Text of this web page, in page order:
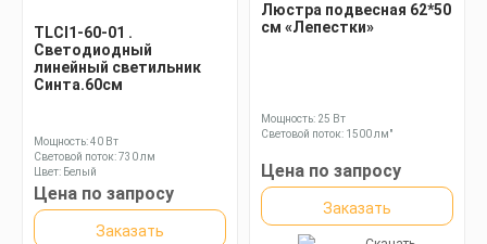
TLCI1-60-01 .
Светодиодный
линейный светильник
Синта.60см
Мощность: 40 Вт
Световой поток: 730 лм
Цвет: Белый
Цена по запросу
Заказать
Люстра подвесная 62*50
см «Лепестки»
Мощность: 25 Вт
Световой поток: 1500 лм"
Цена по запросу
Заказать